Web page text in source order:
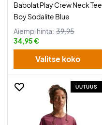
Babolat Play Crew Neck Tee
Boy Sodalite Blue
Aiempi hinta: 39,95
34,95 €
Valitse koko
UUTUUS